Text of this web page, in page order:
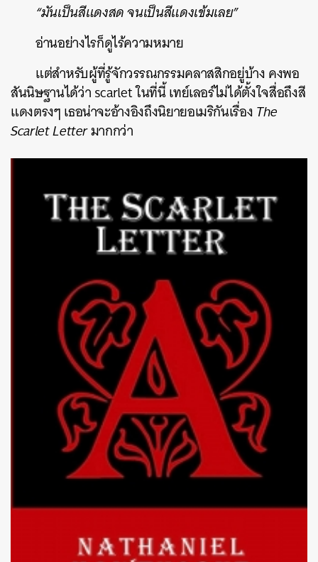
“มันเป็นสีแดงสด จนเป็นสีแดงเข้มเลย”
อ่านอย่างไรก็ดูไร้ความหมาย
แต่สำหรับผู้ที่รู้จักวรรณกรรมคลาสสิกอยู่บ้าง คงพอ
สันนิษฐานได้ว่า scarlet ในที่นี้ เทย์เลอร์ไม่ได้ตั้งใจสื่อถึงสี
แดงตรงๆ เธอน่าจะอ้างอิงถึงนิยายอเมริกันเรื่องThe
Scarlet Letterมากกว่า